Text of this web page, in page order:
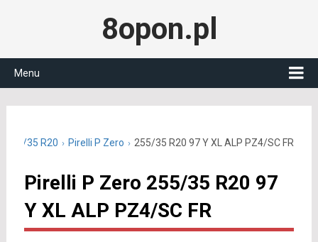
8opon.pl
Menu
255/35 R20 Pirelli P Zero 255/35 R20 97 Y XL ALP PZ4/SC FR
Pirelli P Zero 255/35 R20 97
Y XL ALP PZ4/SC FR